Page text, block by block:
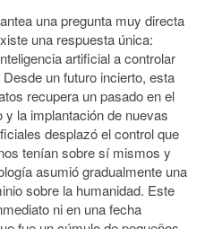
una pregunta muy directa
una respuesta única:
artificial a controlar
un futuro incierto, esta
recupera un pasado en el
y la implantación de nuevas
desplazó el control que
tenían sobre sí mismos y
asumió gradualmente una
sobre la humanidad. Este
ni en una fecha